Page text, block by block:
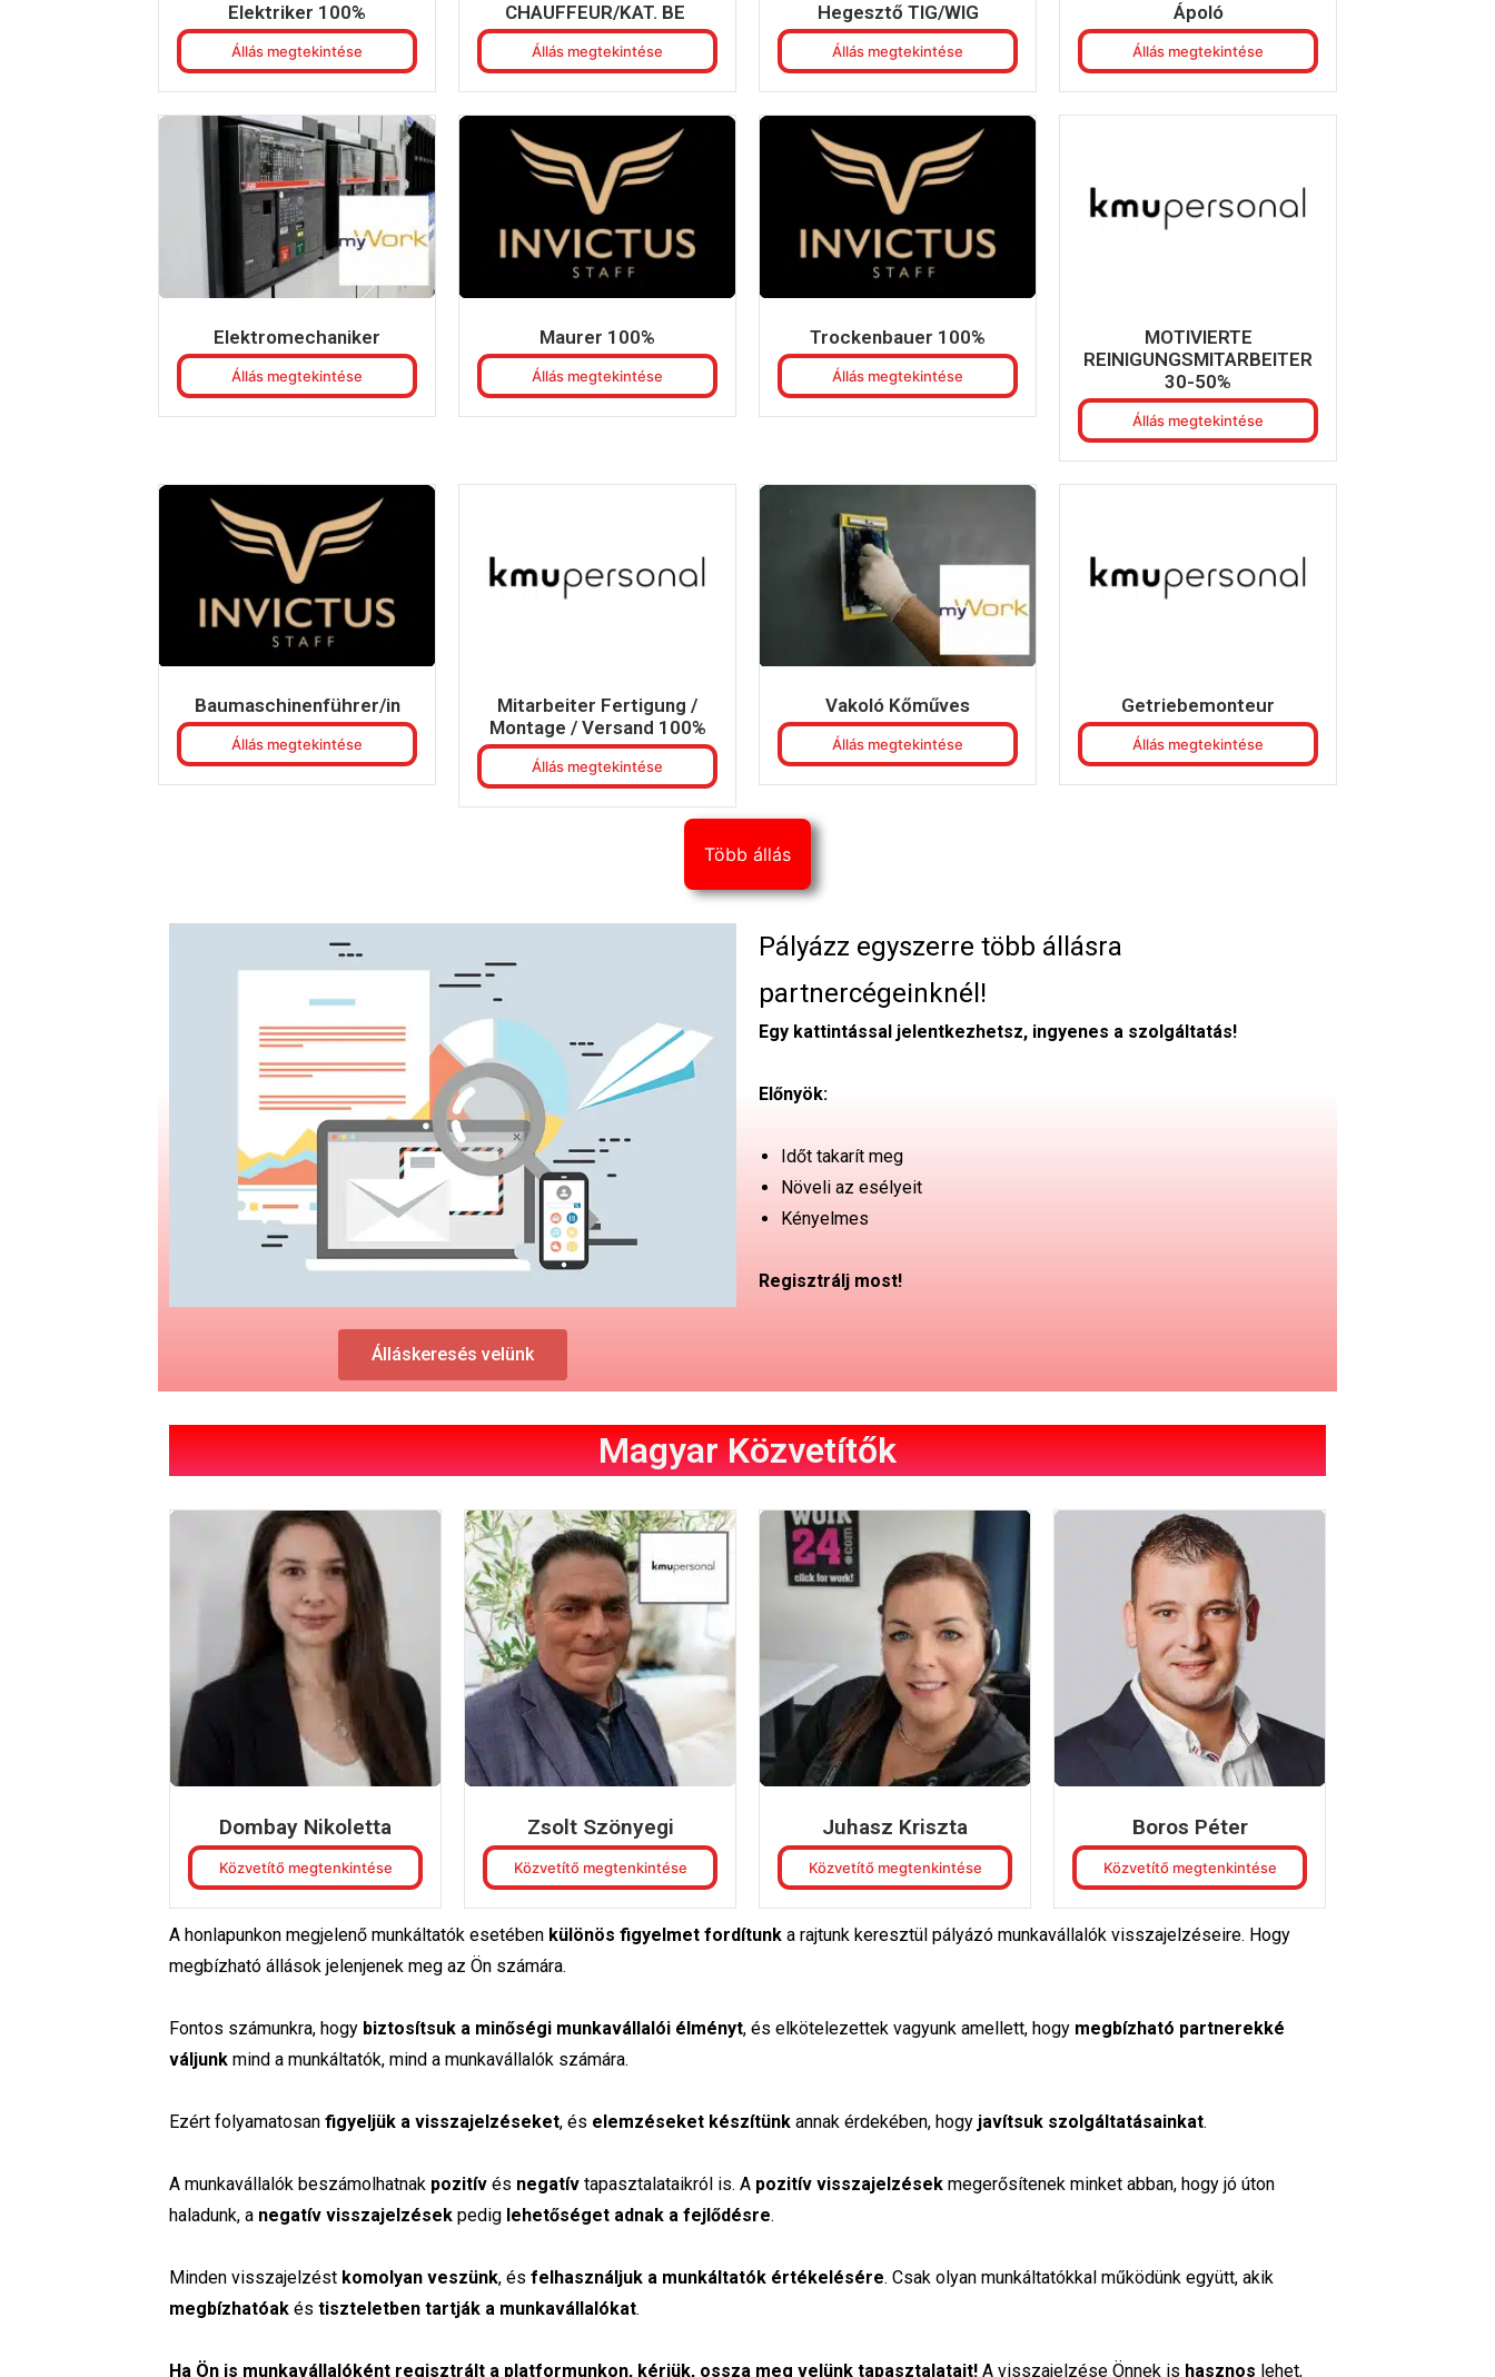
Elektriker 100%
Állás megtekintése
CHAUFFEUR/KAT. BE
Állás megtekintése
Hegesztő TIG/WIG
Állás megtekintése
Ápoló
Állás megtekintése
Elektromechaniker
Állás megtekintése
Maurer 100%
Állás megtekintése
Trockenbauer 100%
Állás megtekintése
MOTIVIERTE
REINIGUNGSMITARBEITER
30-50%
Állás megtekintése
Baumaschinenführer/in
Állás megtekintése
Mitarbeiter Fertigung /
Montage / Versand 100%
Állás megtekintése
Vakoló Kőműves
Állás megtekintése
Getriebemonteur
Állás megtekintése
Több állás
Álláskeresés velünk
Pályázz egyszerre több állásra
partnercégeinknél!
Egy kattintással jelentkezhetsz, ingyenes a szolgáltatás!
Előnyök:
Időt takarít meg
Növeli az esélyeit
Kényelmes
Regisztrálj most!
Magyar Közvetítők
Dombay Nikoletta
Közvetítő megtenkintése
Zsolt Szönyegi
Közvetítő megtenkintése
Juhasz Kriszta
Közvetítő megtenkintése
Boros Péter
Közvetítő megtenkintése
A honlapunkon megjelenő munkáltatók esetében különös figyelmet fordítunk a rajtunk keresztül pályázó munkavállalók visszajelzéseire. Hogy
megbízható állások jelenjenek meg az Ön számára.
Fontos számunkra, hogy biztosítsuk a minőségi munkavállalói élményt, és elkötelezettek vagyunk amellett, hogy megbízható partnerekké
váljunk mind a munkáltatók, mind a munkavállalók számára.
Ezért folyamatosan figyeljük a visszajelzéseket, és elemzéseket készítünk annak érdekében, hogy javítsuk szolgáltatásainkat.
A munkavállalók beszámolhatnak pozitív és negatív tapasztalataikról is. A pozitív visszajelzések megerősítenek minket abban, hogy jó úton
haladunk, a negatív visszajelzések pedig lehetőséget adnak a fejlődésre.
Minden visszajelzést komolyan veszünk, és felhasználjuk a munkáltatók értékelésére. Csak olyan munkáltatókkal működünk együtt, akik
megbízhatóak és tiszteletben tartják a munkavállalókat.
Ha Ön is munkavállalóként regisztrált a platformunkon, kérjük, ossza meg velünk tapasztalatait! A visszajelzése Önnek is hasznos lehet,